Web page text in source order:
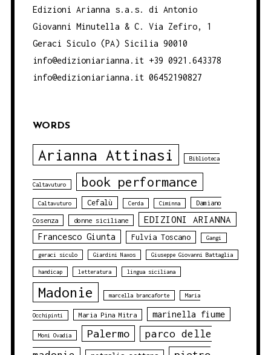
Edizioni Arianna s.a.s. di Antonio
Giovanni Minutella & C. Via Zefiro, 1
Geraci Siculo (PA) Sicilia 90010
info@edizioniarianna.it +39 0921.643378
info@edizioniarianna.it 06452190827
WORDS
Arianna Attinasi Biblioteca
Caltavuturo book performance
Caltavuturo Cefalù Cerda Ciminna Damiano
Cosenza donne siciliane EDIZIONI ARIANNA
Francesco Giunta Fulvia Toscano Gangi
geraci siculo Giardini Naxos Giuseppe Giovanni Battaglia
handicap letteratura lingua siciliana
Madonie marcella brancaforte Maria
Occhipinti Maria Pina Mitra marinella fiume
Moni Ovadia Palermo
parco delle